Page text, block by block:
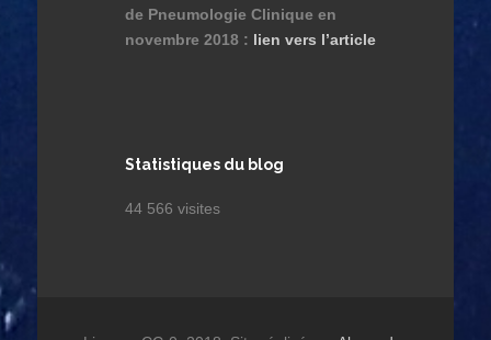
de Pneumologie Clinique en
novembre 2018 : lien vers l’article
Statistiques du blog
44 566 visites